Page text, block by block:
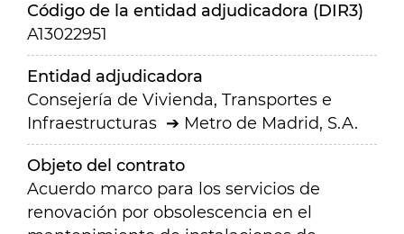
Código de la entidad adjudicadora (DIR3)
A13022951
Entidad adjudicadora
Consejería de Vivienda, Transportes e
Infraestructuras
Metro de Madrid, S.A.
Objeto del contrato
Acuerdo marco para los servicios de
renovación por obsolescencia en el